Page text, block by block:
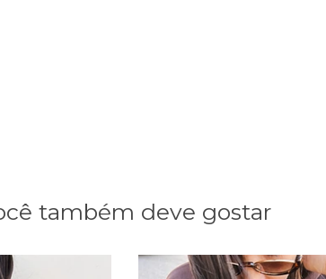
também deve gostar